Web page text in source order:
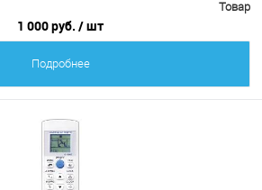
Товар
1 000 руб. / шт
Подробнее